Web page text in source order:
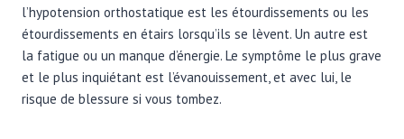
l’hypotension orthostatique est les étourdissements ou les
étourdissements en étairs lorsqu’ils se lèvent. Un autre est
la fatigue ou un manque d’énergie. Le symptôme le plus grave
et le plus inquiétant est l’évanouissement, et avec lui, le
risque de blessure si vous tombez.